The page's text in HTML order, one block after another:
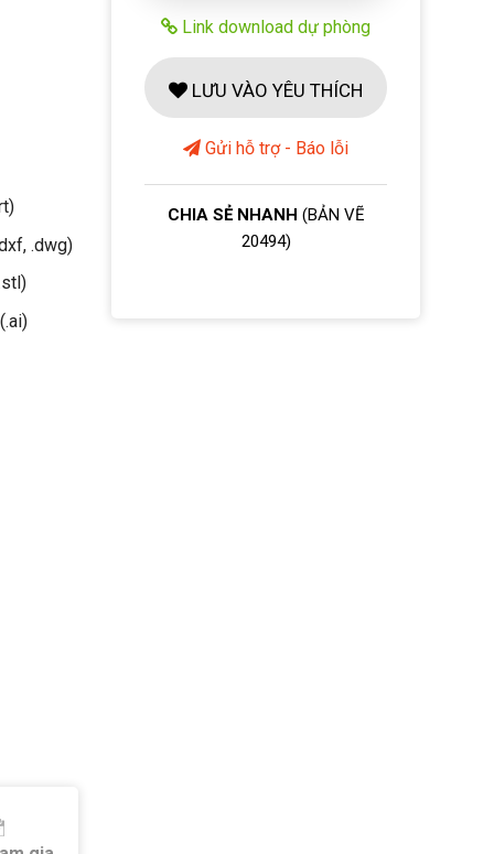
.dwg)
Link download dự phòng
LƯU VÀO YÊU THÍCH
Gửi hỗ trợ - Báo lỗi
CHIA SẺ NHANH (BẢN VẼ
20494)